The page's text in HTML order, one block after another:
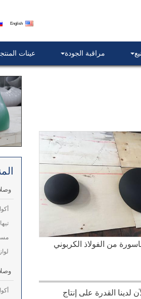
English
مراقبة الجودة عينات
من الفولاذ الكربوني
خبرة متراكمة. نحن الآن لدينا القدرة على إنتاج